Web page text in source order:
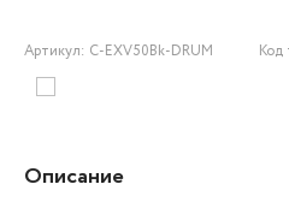
Артикул: C-EXV50Bk-DRUM Код
Описание